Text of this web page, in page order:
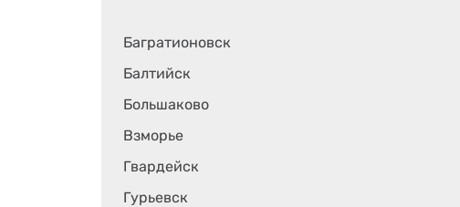
Багратионовск
Балтийск
Большаково
Взморье
Гвардейск
Гурьевск